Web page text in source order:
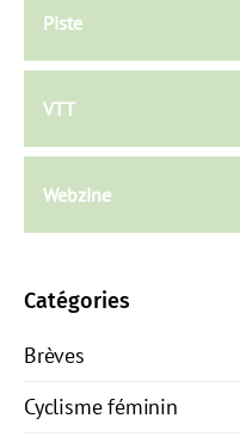
Piste
VTT
Webzine
Catégories
Brèves
Cyclisme féminin